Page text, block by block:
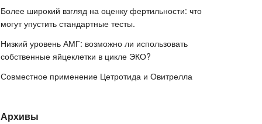
Более широкий взгляд на оценку фертильности: что
могут упустить стандартные тесты.
Низкий уровень АМГ: возможно ли использовать
собственные яйцеклетки в цикле ЭКО?
Совместное применение Цетротида и Овитрелла
Архивы